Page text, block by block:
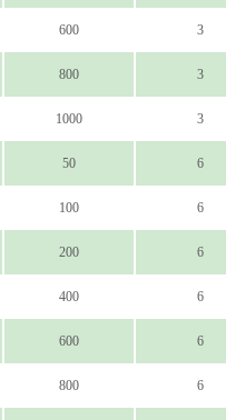
600 3
800 3
1000 3
50 6
100 6
200 6
400 6
600 6
800 6